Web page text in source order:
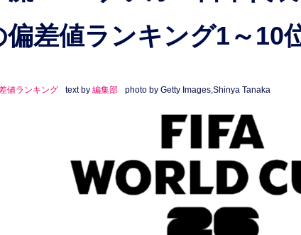
差値ランキング1～10
値ランキング text by 編集部 photo by Getty Images,Shinya Tanaka